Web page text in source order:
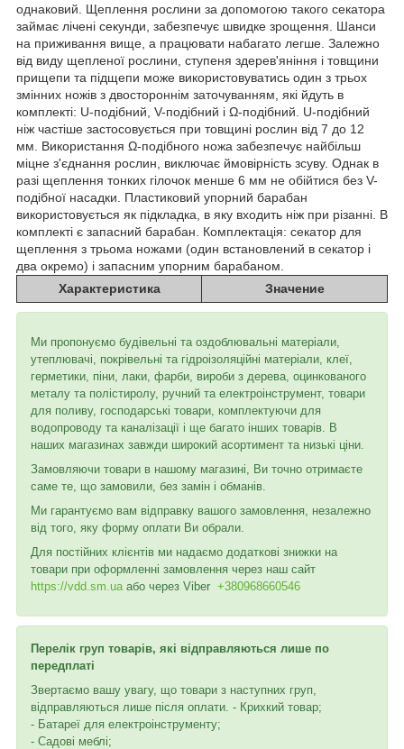
однаковий. Щеплення рослини за допомогою такого секатора
займає лічені секунди, забезпечує швидке зрощення. Шанси
на приживання вище, а працювати набагато легше. Залежно
від виду щепленої рослини, ступеня здерев'яніння і товщини
прищепи та підщепи може використовуватись один з трьох
змінних ножів з двостороннім заточуванням, які йдуть в
комплекті: U-подібний, V-подібний і Ω-подібний. U-подібний
ніж частіше застосовується при товщині рослин від 7 до 12
мм. Використання Ω-подібного ножа забезпечує найбільш
міцне з'єднання рослин, виключає ймовірність зсуву. Однак в
разі щеплення тонких гілочок менше 6 мм не обійтися без V-
подібної насадки. Пластиковий упорний барабан
використовується як підкладка, в яку входить ніж при різанні. В
комплекті є запасний барабан. Комплектація: секатор для
щеплення з трьома ножами (один встановлений в секатор і
два окремо) і запасним упорним барабаном.
Характеристика
Значение
Ми пропонуємо будівельні та оздоблювальні матеріали,
утеплювачі, покрівельні та гідроізоляційні матеріали, клеї,
герметики, піни, лаки, фарби, вироби з дерева, оцинкованого
металу та полістиролу, ручний та електроінструмент, товари
для поливу, господарські товари, комплектуючи для
водопроводу та каналізації і ще багато інших товарів. В
наших магазинах завжди широкий асортимент та низькі ціни.
Замовляючи товари в нашому магазині, Ви точно отримаєте
саме те, що замовили, без замін і обманів.
Ми гарантуємо вам відправку вашого замовлення, незалежно
від того, яку форму оплати Ви обрали.
Для постійних клієнтів ми надаємо додаткові знижки на
товари при оформленні замовлення через наш сайт
https://vdd.sm.ua або через Viber +380968660546
Перелік груп товарів, які відправляються лише по
передплаті
Звертаємо вашу увагу, що товари з наступних груп,
відправляються лише після оплати. - Крихкий товар;
- Батареї для електроінструменту;
- Садові меблі;